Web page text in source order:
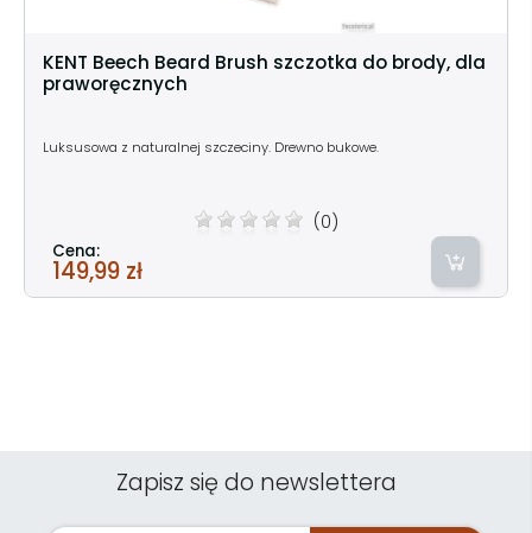
KENT Beech Beard Brush szczotka do brody, dla
praworęcznych
Luksusowa z naturalnej szczeciny. Drewno bukowe.
(0)
Cena:
149,99 zł
Zapisz się do newslettera